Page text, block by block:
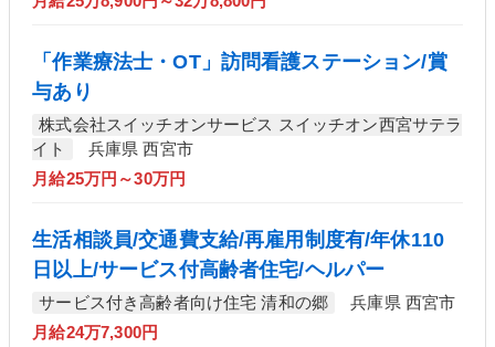
「作業療法士・OT」訪問看護ステーション/賞
与あり
株式会社スイッチオンサービス スイッチオン西宮サテラ
イト
兵庫県 西宮市
月給25万円～30万円
生活相談員/交通費支給/再雇用制度有/年休110
日以上/サービス付高齢者住宅/ヘルパー
サービス付き高齢者向け住宅 清和の郷
兵庫県 西宮市
月給24万7,300円